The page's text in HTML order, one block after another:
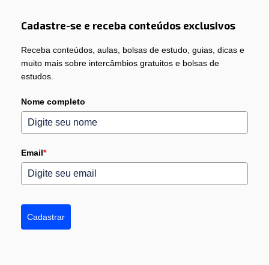
Cadastre-se e receba conteúdos exclusivos
Receba conteúdos, aulas, bolsas de estudo, guias, dicas e
muito mais sobre intercâmbios gratuitos e bolsas de
estudos.
Nome completo
Email*
Cadastrar